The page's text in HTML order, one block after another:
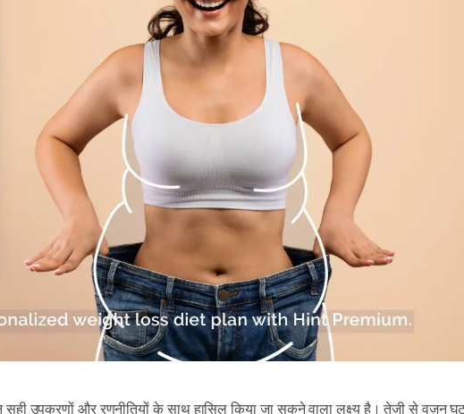
उपकरणों और रणनीतियों के साथ हासिल किया जा सकने वाला लक्ष्य है। तेज़ी से वज़न